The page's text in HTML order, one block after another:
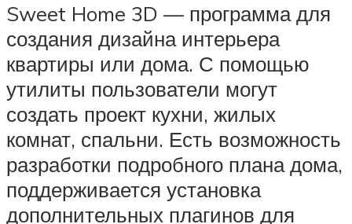
Sweet Home 3D — программа для
создания дизайна интерьера
квартиры или дома. С помощью
утилиты пользователи могут
создать проект кухни, жилых
комнат, спальни. Есть возможность
разработки подробного плана дома,
поддерживается установка
дополнительных плагинов для